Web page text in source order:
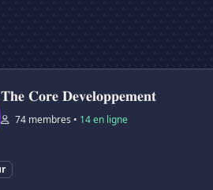
𝐓𝐡𝐞 𝐂𝐨𝐫𝐞 𝐃𝐞𝐯𝐞𝐥𝐨𝐩𝐩𝐞𝐦𝐞𝐧𝐭
74 membres • 14 en ligne